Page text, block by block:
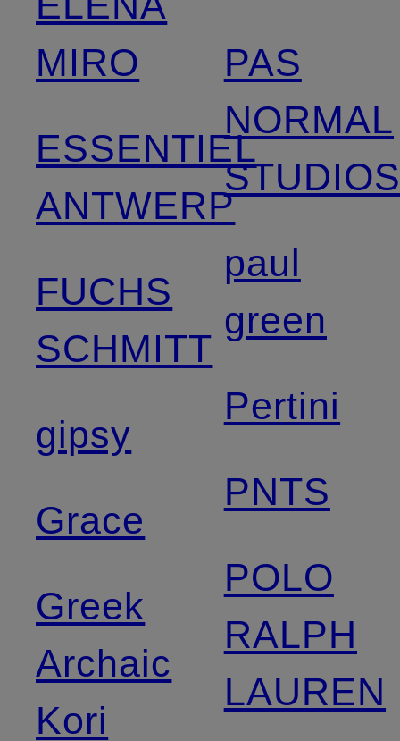
MIRO
ESSENTIEL
ANTWERP
FUCHS
SCHMITT
gipsy
Grace
Greek
Archaic
Kori
PAS
NORMAL
paul
green
Pertini
PNTS
POLO
RALPH
LAUREN